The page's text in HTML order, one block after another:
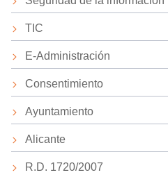
TIC
E-Administración
Consentimiento
Ayuntamiento
Alicante
R.D. 1720/2007